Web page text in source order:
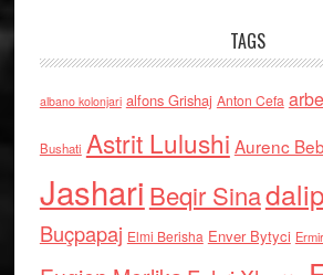
TAGS
albano kolonjari alfons Grishaj Anton Cefa
Bushati Astrit Lulushi Aurenc
Jashari Beqir Sina
Buçpapaj Elmi Berisha Enver Bytyci